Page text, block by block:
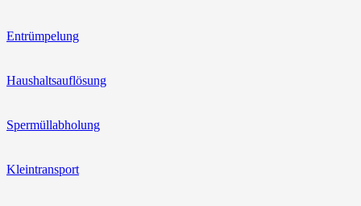
Entrümpelung
Haushaltsauflösung
Spermüllabholung
Kleintransport